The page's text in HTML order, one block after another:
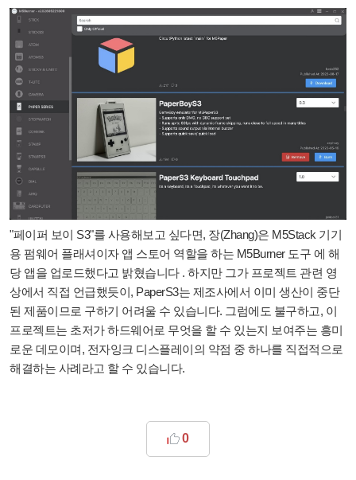
"페이퍼 보이 S3"를 사용해보고 싶다면, 장(Zhang)은 M5Stack 기기
용 펌웨어 플래셔이자 앱 스토어 역할을 하는 M5Burner 도구 에 해
당 앱을 업로드했다고 밝혔습니다 . 하지만 그가 프로젝트 관련 영
상에서 직접 언급했듯이, PaperS3는 제조사에서 이미 생산이 중단
된 제품이므로 구하기 어려울 수 있습니다. 그럼에도 불구하고, 이
프로젝트는 초저가 하드웨어로 무엇을 할 수 있는지 보여주는 흥미
로운 데모이며, 전자잉크 디스플레이의 약점 중 하나를 직접적으로
해결하는 사례라고 할 수 있습니다.
0